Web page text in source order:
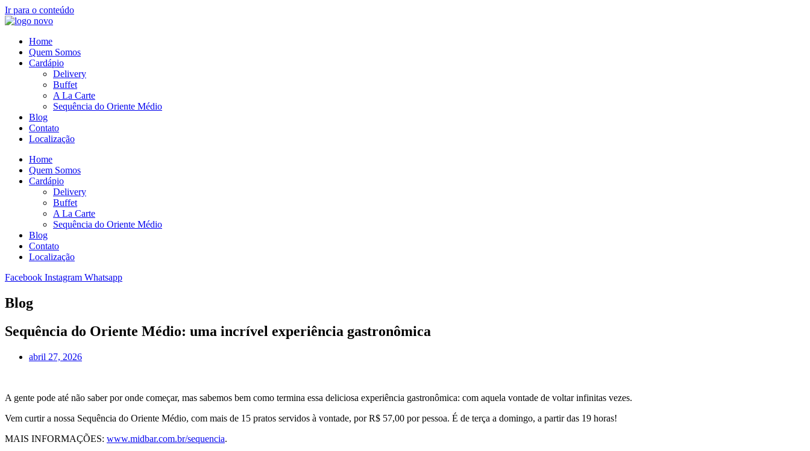
Ir para o conteúdo
Home
Quem Somos
Cardápio
Delivery
Buffet
A La Carte
Sequência do Oriente Médio
Blog
Contato
Localização
Home
Quem Somos
Cardápio
Delivery
Buffet
A La Carte
Sequência do Oriente Médio
Blog
Contato
Localização
Facebook Instagram Whatsapp
Blog
Sequência do Oriente Médio: uma incrível experiência gastronômica
abril 27, 2026
A gente pode até não saber por onde começar, mas sabemos bem como termina essa deliciosa experiência gastronômica: com aquela vontade de voltar infinitas vezes.
Vem curtir a nossa Sequência do Oriente Médio, com mais de 15 pratos servidos à vontade, por R$ 57,00 por pessoa. É de terça a domingo, a partir das 19 horas!
MAIS INFORMAÇÕES: www.midbar.com.br/sequencia.